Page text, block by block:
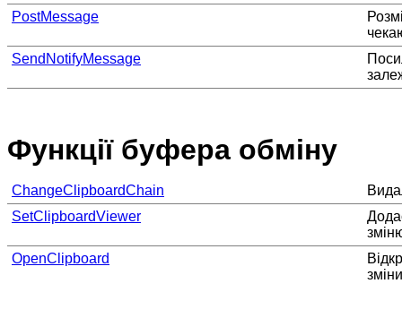
PostMessage
SendNotifyMessage
Функції буфера обміну
ChangeClipboardChain
SetClipboardViewer
OpenClipboard